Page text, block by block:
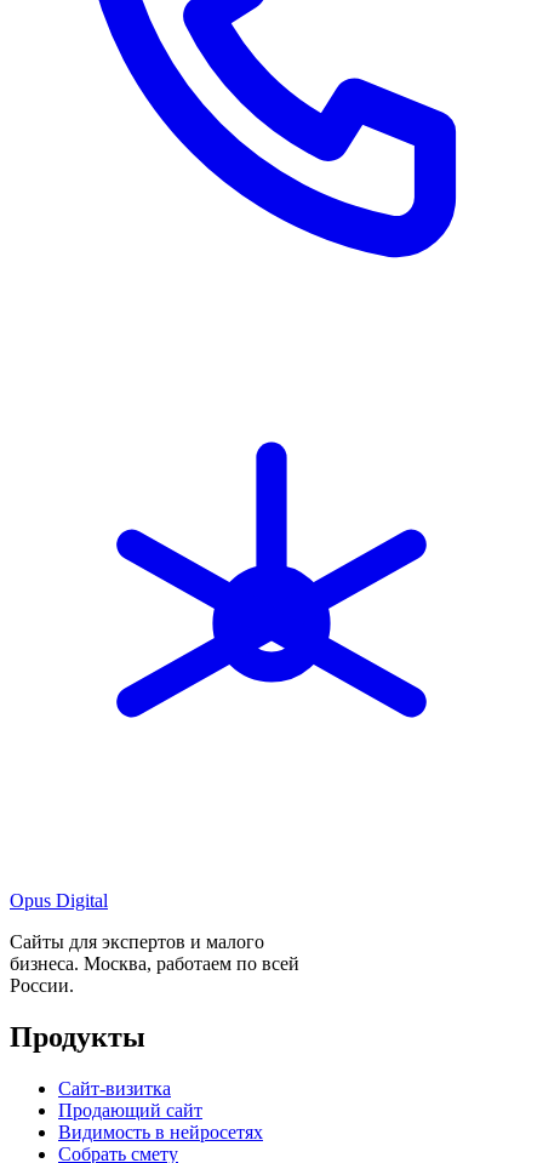
Opus Digital
Сайты для экспертов и малого
бизнеса. Москва, работаем по всей
России.
Продукты
Сайт-визитка
Продающий сайт
Видимость в нейросетях
Собрать смету